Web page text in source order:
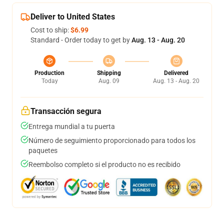
Deliver to United States
Cost to ship:$6.99
Standard - Order today to get byAug. 13 - Aug. 20
Production
Today
Shipping
Aug. 09
Delivered
Aug. 13 - Aug. 20
Transacción segura
Entrega mundial a tu puerta
Número de seguimiento proporcionado para todos los
paquetes
Reembolso completo si el producto no es recibido